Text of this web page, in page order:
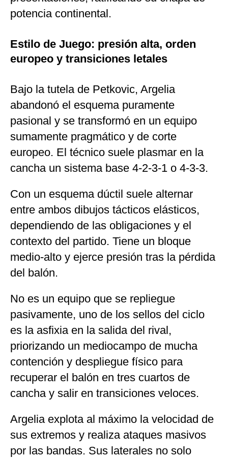
potencia continental.
Estilo de Juego: presión alta, orden
europeo y transiciones letales
Bajo la tutela de Petkovic, Argelia
abandonó el esquema puramente
pasional y se transformó en un equipo
sumamente pragmático y de corte
europeo. El técnico suele plasmar en la
cancha un sistema base 4-2-3-1 o 4-3-3.
Con un esquema dúctil suele alternar
entre ambos dibujos tácticos elásticos,
dependiendo de las obligaciones y el
contexto del partido. Tiene un bloque
medio-alto y ejerce presión tras la pérdida
del balón.
No es un equipo que se repliegue
pasivamente, uno de los sellos del ciclo
es la asfixia en la salida del rival,
priorizando un mediocampo de mucha
contención y despliegue físico para
recuperar el balón en tres cuartos de
cancha y salir en transiciones veloces.
Argelia explota al máximo la velocidad de
sus extremos y realiza ataques masivos
por las bandas. Sus laterales no solo